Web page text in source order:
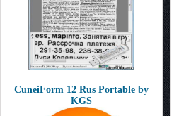
CuneiForm 12 Rus Portable by
KGS